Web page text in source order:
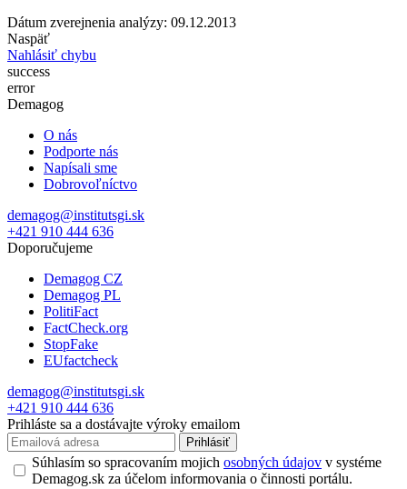
Dátum zverejnenia analýzy: 09.12.2013
Naspäť
Nahlásiť chybu
success
error
Demagog
O nás
Podporte nás
Napísali sme
Dobrovoľníctvo
demagog@institutsgi.sk
+421 910 444 636
Doporučujeme
Demagog CZ
Demagog PL
PolitiFact
FactCheck.org
StopFake
EUfactcheck
demagog@institutsgi.sk
+421 910 444 636
Prihláste sa a dostávajte výroky emailom
Prihlásiť
Súhlasím so spracovaním mojich osobných údajov v systéme
Demagog.sk za účelom informovania o činnosti portálu.